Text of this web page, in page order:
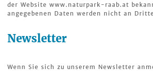
der Website www.naturpark-raab.at
angegebenen Daten werden nicht an
Newsletter
Wenn Sie sich zu unserem Newsletter